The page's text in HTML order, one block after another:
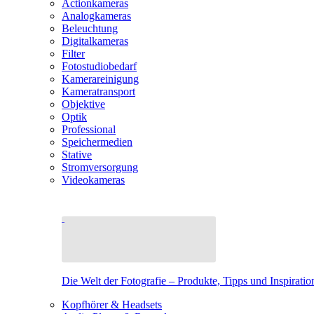
Actionkameras
Analogkameras
Beleuchtung
Digitalkameras
Filter
Fotostudiobedarf
Kamerareinigung
Kameratransport
Objektive
Optik
Professional
Speichermedien
Stative
Stromversorgung
Videokameras
Die Welt der Fotografie – Produkte, Tipps und
Kopfhörer & Headsets